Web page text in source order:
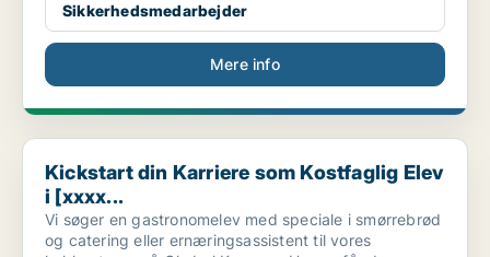
Sikkerhedsmedarbejder
Mere info
Kickstart din Karriere som Kostfaglig Elev i [xxxx...
Kickstart din Karriere som Kostfaglig Elev
i [xxxx...
Vi søger en gastronomelev med speciale i smørrebrød
og catering eller ernæringsassistent til vores